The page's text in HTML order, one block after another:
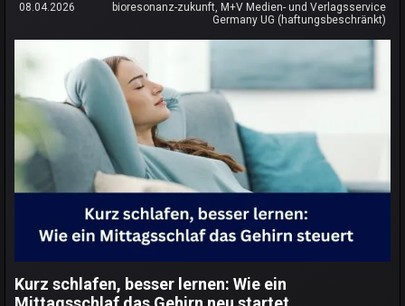
08.04.2026
bioresonanz-zukunft, M+V Medien- und Verlagsservice
Germany UG (haftungsbeschränkt)
Kurz schlafen, besser lernen: Wie ein